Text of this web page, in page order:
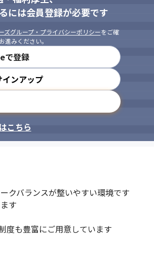
には会員登録が必要です
ズグループ・プライバシーポリシーをご確
みください。
で登録
ンアップ
こちら
クバランスが整いやすい環境です
す
度も豊富にご用意しています